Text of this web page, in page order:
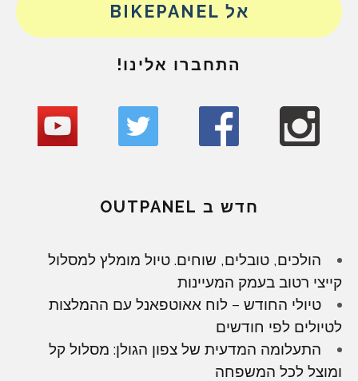
אל BIKEPANEL
התחברו אלינו!
חדש ב OUTPANEL
הולכים, טובלים, שוחים. טיול מומלץ למסלול
קייצי רטוב בעמק המעיינות
טיולי החודש – לוח אאוטפאנל עם ההמלצות
לטיולים לפי חודשים
התעלומה המדעית של צפון הגולן: מסלול קל
ומוצל לכל המשפחה